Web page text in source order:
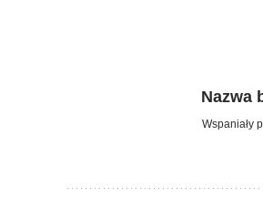
Nazwa
Wspaniały